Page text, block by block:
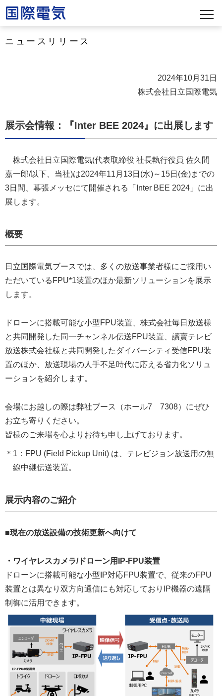
ニュースリリース
2024年10月31日
株式会社日立国際電気
展示会情報：『Inter BEE 2024』に出展します
株式会社日立国際電気(代表取締役 社長執行役員 佐久間
嘉一郎/以下、当社)は2024年11月13日(水)～15日(金)までの
3日間、幕張メッセにて開催される「Inter BEE 2024」に出
展します。
概要
日立国際電気ブースでは、多くの放送事業者様にご採用い
ただいているFPU*1装置のほか最新ソリューションを展示
します。
ドローンに搭載可能な小型FPU装置、株式会社毎日放送様
と共同開発した同一チャンネル伝送FPU装置、讀賣テレビ
放送株式会社様と共同開発したダイバーシティ受信FPU装
置のほか、放送現場の人手不足時代に応える省力化ソリュ
ーションを紹介します。
会場にお越しの際は弊社ブース（ホール7 7308）にぜひ
お立ち寄りください。
皆様のご来場を心よりお待ち申し上げております。
1：FPU (Field Pickup Unit) は、テレビジョン放送用の無
線中継伝送装置。
展示内容のご紹介
■現在の放送設備の技術更新へ向けて
・ワイヤレスカメラ/ドローン用IP-FPU装置
ドローンに搭載可能な小型IP対応FPU装置で、従来のFPU
装置とは異なり双方向通信にも対応しておりIP機器の遠隔
制御に活用できます。